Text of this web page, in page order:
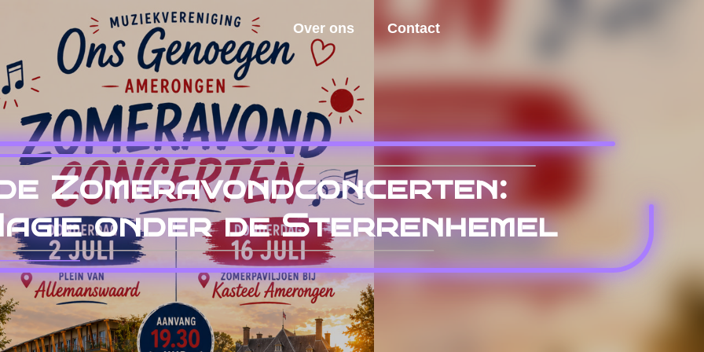
Over ons Contact
Zomeravondconcerten:
onder de Sterrenhemel